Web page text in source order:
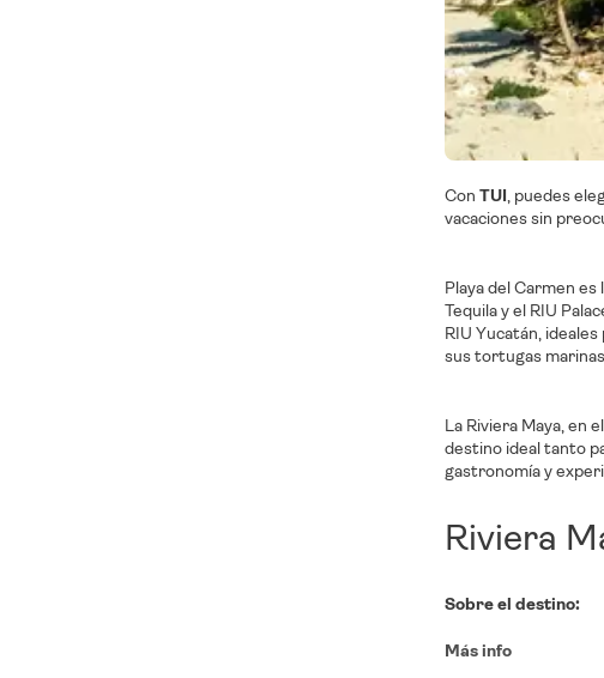
Sobre el destino:
Riviera
La Riviera Maya, en
destino ideal tanto
gastronomía y
Playa del Carmen
Tequila y el RIU
RIU Yucatán,
sus tortugas
Con TUI , puedes
vacaciones sin
Más info